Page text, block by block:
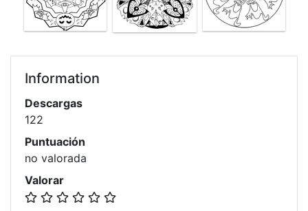
Information
Descargas
122
Puntuación
no valorada
Valorar